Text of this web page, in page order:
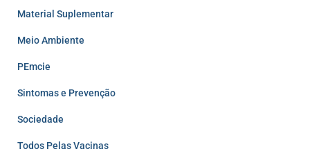
Material Suplementar
Meio Ambiente
PEmcie
Sintomas e Prevenção
Sociedade
Todos Pelas Vacinas